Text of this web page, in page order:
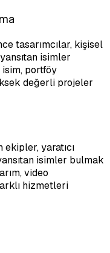
tasarımcılar, kişisel
isimler
portföy
değerli projeler
yaratıcı
isimler bulmak
video
hizmetleri